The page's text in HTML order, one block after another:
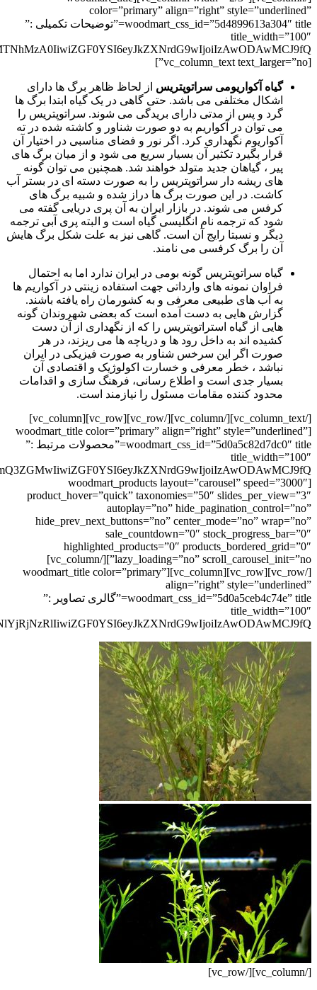
color=”primary” align=”right” style=”underlined”
woodmart_css_id=”5d4899613a304″ title=”توضیحات تکمیلی :”
title_width=”100″
[vc_column_text text_larger=”no”]
گیاه آکواریومی سراتوپتریس از لحاظ ظاهر برگ ها دارای
اشکال مختلفی می باشد. حتی گاهی در یک گیاه ابتدا برگ ها
گرد و پس از مدتی دارای بریدگی می شوند. سراتوپتریس را
می توان در آکواریم به دو صورت شناور و کاشته شده در ته
آکواریوم نگهداری کرد. اگر نور و فضای مناسبی در اختیار آن
قرار بگیرد تکثیر آن بسیار سریع می شود و از میان برگ های
پیر ، گیاهان جدید متولد خواهند شد. همچنین می توان گونه
های ریشه دار سراتوپتریس را به صورت دسته ای در بستر آب
کاشت. در این صورت برگ ها دراز شده و شبیه برگ های
کرفس می شوند. در بازار ایران به آن پری دریایی گفته می
شود که ترجمه نام انگلیسی گیاه است و البته پری آبی ترجمه
دیگر و نسبتا رایج آن است. گاهی نیز به علت شکل برگ هایش
آن را برگ کرفسی می نامند.
گیاه سراتوپتریس گونه بومی در ایران ندارد اما به احتمال
فراوان نمونه های وارداتی جهت استفاده زینتی در آکواریم ها
به آب های طبیعی معرفی و به کشورمان راه یافته باشند.
گزارش هایی به دست آمده است که بعضی شهروندان گونه
هایی از گیاه استراتوپتریس را که از نگهداری از آن دست
کشیده اند به داخل رود ها و دریاچه ها می ریزند، در هر
صورت اگر این سرخس شناور به صورت فیزیکی در ایران
نباشد ، خطر معرفی و خسارت اکولوژیک و اقتصادی آن
بسیار جدی است و اطلاع رسانی، فرهنگ سازی و اقدامات
محدود کننده مقامات مسئول را نیازمند است.
[/vc_column_text][/vc_column][/vc_row][vc_row][vc_column]
[woodmart_title color=”primary” align=”right” style=”underlined”
woodmart_css_id=”5d0a5c82d7dc0″ title=”محصولات مرتبط :”
title_width=”100″
[woodmart_products layout=”carousel” speed=”3000″
product_hover=”quick” taxonomies=”50″ slides_per_view=”3″
autoplay=”no” hide_pagination_control=”no”
hide_prev_next_buttons=”no” center_mode=”no” wrap=”no”
sale_countdown=”0″ stock_progress_bar=”0″
highlighted_products=”0″ products_bordered_grid=”0″
lazy_loading=”no” scroll_carousel_init=”no”][/vc_column]
[/vc_row][vc_row][vc_column][woodmart_title color=”primary”
align=”right” style=”underlined”
woodmart_css_id=”5d0a5ceb4c74e” title=”گالری تصاویر :”
title_width=”100″
[/vc_column][/vc_row]